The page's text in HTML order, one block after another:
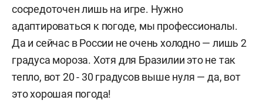
сосредоточен лишь на игре. Нужно
адаптироваться к погоде, мы профессионалы.
Да и сейчас в России не очень холодно — лишь 2
градуса мороза. Хотя для Бразилии это не так
тепло, вот 20 - 30 градусов выше нуля — да, вот
это хорошая погода!